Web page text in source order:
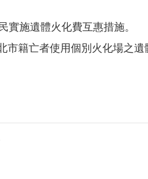
實施遺體火化費互惠措施。
市籍亡者使用個別火化場之